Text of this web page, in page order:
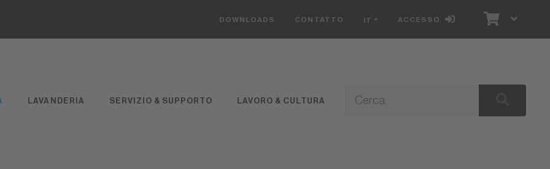
DOWNLOADS CONTATTO IT ACCESSO
LAVANDERIA SERVIZIO & SUPPORTO LAVORO & CULTURA